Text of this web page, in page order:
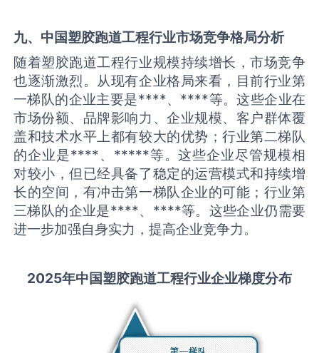
九、中国塑胶跑道工程行业市场竞争格局分析
随着塑胶跑道工程行业规模持续增长，市场竞争
也逐渐激烈。从现有企业格局来看，目前行业第
一梯队的企业主要是****、****等。这些企业在
市场份额、品牌影响力、企业规模、客户群体覆
盖和技术水平上都有较大的优势；行业第二梯队
的企业是****、*****等。这些企业尽管规模相
对较小，但已经具备了稳定的运营模式和持续增
长的空间，有冲击第一梯队企业的可能；行业第
三梯队的企业是****、****等。这些企业仍需要
进一步加强自身实力，提高企业竞争力。
2025年中国塑胶跑道工程行业企业梯度分布